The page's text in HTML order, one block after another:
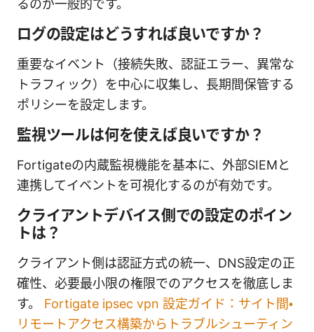
るのが一般的です。
ログの設定はどうすれば良いですか？
重要なイベント（接続失敗、認証エラー、異常な
トラフィック）を中心に収集し、長期間保管する
ポリシーを設定します。
監視ツールは何を使えば良いですか？
Fortigateの内蔵監視機能を基本に、外部SIEMと
連携してイベントを可視化するのが有効です。
クライアントデバイス側での設定のポイン
トは？
クライアント側は認証方式の統一、DNS設定の正
確性、必要最小限の権限でのアクセスを徹底しま
す。 Fortigate ipsec vpn 設定ガイド：サイト間・
リモートアクセス構築からトラブルシューティン